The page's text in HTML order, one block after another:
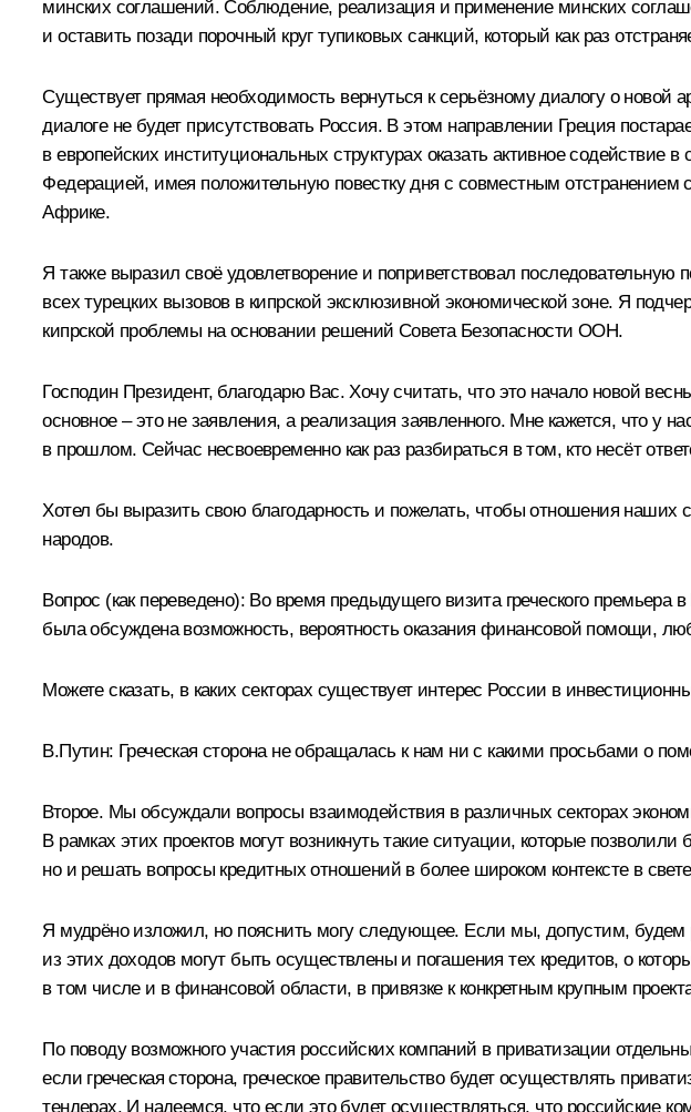
минских соглашений. Соблюдение, реализация и применение минских
и оставить позади порочный круг тупиковых санкций, который как раз
Существует прямая необходимость вернуться к серьёзному диалогу о
диалоге не будет присутствовать Россия. В этом направлении Греция
в европейских институциональных структурах оказать активное
Федерацией, имея положительную повестку дня с совместным
Африке.
Я также выразил своё удовлетворение и поприветствовал
всех турецких вызовов в кипрской эксклюзивной экономической зоне. Я
кипрской проблемы на основании решений Совета Безопасности ООН.
Господин Президент, благодарю Вас. Хочу считать, что это начало новой
основное – это не заявления, а реализация заявленного. Мне кажется, что у
в прошлом. Сейчас несвоевременно как раз разбираться в том, кто несёт
Хотел бы выразить свою благодарность и пожелать, чтобы отношения наших
народов.
Вопрос (как переведено): Во время предыдущего визита греческого премьера
была обсуждена возможность, вероятность оказания финансовой помощи,
Можете сказать, в каких секторах существует интерес России в
В.Путин: Греческая сторона не обращалась к нам ни с какими просьбами о
Второе. Мы обсуждали вопросы взаимодействия в различных секторах
В рамках этих проектов могут возникнуть такие ситуации, которые
но и решать вопросы кредитных отношений в более широком контексте в
Я мудрёно изложил, но пояснить могу следующее. Если мы, допустим, будем
из этих доходов могут быть осуществлены и погашения тех кредитов, о
в том числе и в финансовой области, в привязке к конкретным крупным
По поводу возможного участия российских компаний в приватизации
если греческая сторона, греческое правительство будет осуществлять
тендерах. И надеемся, что если это будет осуществляться, что российские